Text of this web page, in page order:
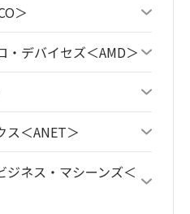
＞
デバイセズ＜AMD＞
ス＜ANET＞
ジネス・マシーンズ＜